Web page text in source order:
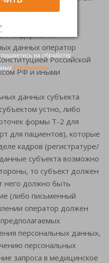
на обработку
Соглашение
обезличивания
и содержания
данных оператор
Российской
РФ и иными
данных субъекта
устно, либо
формы Т-2 для
для пациентов), которые
кадров (регистратуре/
субъекта возможно
то субъект должен
него должно быть
(либо письменный
оператор должен
персональных данных,
персональных
запроса в медицинское